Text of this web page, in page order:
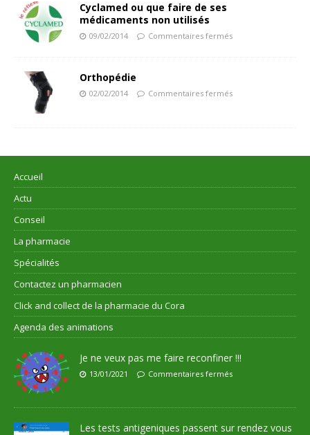
Cyclamed ou que faire de ses
médicaments non utilisés
09/02/2014 Commentaires fermés
Orthopédie
02/02/2014 Commentaires fermés
Accueil
Actu
Conseil
La pharmacie
Spécialités
Contactez un pharmacien
Click and collect de la pharmacie du Cora
Agenda des animations
Je ne veux pas me faire reconfiner !!!
13/01/2021 Commentaires fermés
Les tests antigeniques passent sur rendez vous